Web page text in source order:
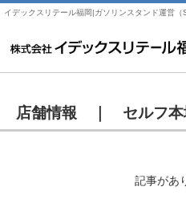
イデックスリテール福岡|ガソリンスタンド運営（
店舗情報 ｜ セルフ
記事があ